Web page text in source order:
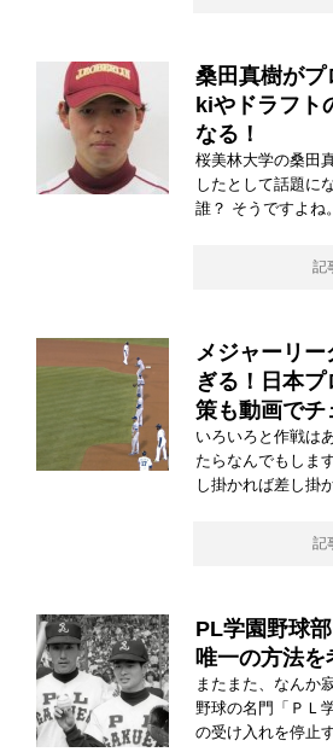
桑田真樹が
kiやドラフト
なる！
桜美林大学の桑田
したとして話題に
誰？ そうですよね。
記
メジャーリ
ぎる！日本
策も動画でチ
いろいろと作戦は
たらなんでもしま
し掛かれば差し掛
記
PL学園野球
唯一の方法を
またまた、なんか
野球の名門「ＰＬ
の受け入れを停止